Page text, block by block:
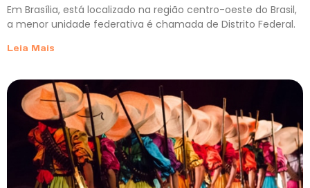
Em Brasília, está localizado na região centro-oeste do Brasil,
a menor unidade federativa é chamada de Distrito Federal.
Leia Mais